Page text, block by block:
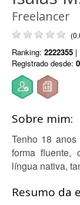
Freelancer
Ranking: 2222355 |
Registrado desde:
Sobre mim:
Tenho 18
forma fluente,
língua nativa,
Resumo da